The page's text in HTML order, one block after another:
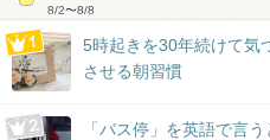
8/2〜8/8
5時起きを30年続けて気
させる朝習慣
「バス停」を英語で言う